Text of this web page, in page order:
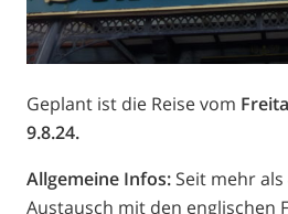
Geplant ist die Reise vom
9.8.24.
Allgemeine Infos: Seit mehr
Austausch mit den englischen